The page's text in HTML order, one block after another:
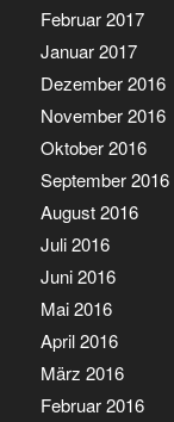
Februar 2017
Januar 2017
Dezember 2016
November 2016
Oktober 2016
September 2016
August 2016
Juli 2016
Juni 2016
Mai 2016
April 2016
März 2016
Februar 2016